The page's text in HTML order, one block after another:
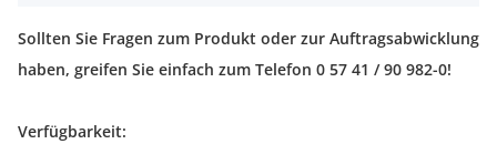
Sollten Sie Fragen zum Produkt oder zur Auftragsabwicklung
haben, greifen Sie einfach zum Telefon 0 57 41 / 90 982-0!
Verfügbarkeit: